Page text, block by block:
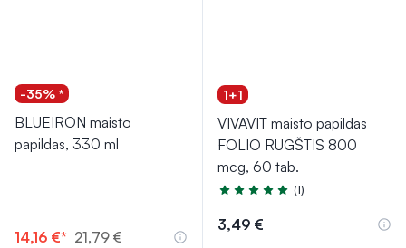
-35% *
BLUEIRON maisto
papildas, 330 ml
14,16 €* 21,79 €
1+1
VIVAVIT maisto papildas
FOLIO RŪGŠTIS 800
mcg, 60 tab.
Įvertinimas 5.0 iš 5
(1)
3,49 €